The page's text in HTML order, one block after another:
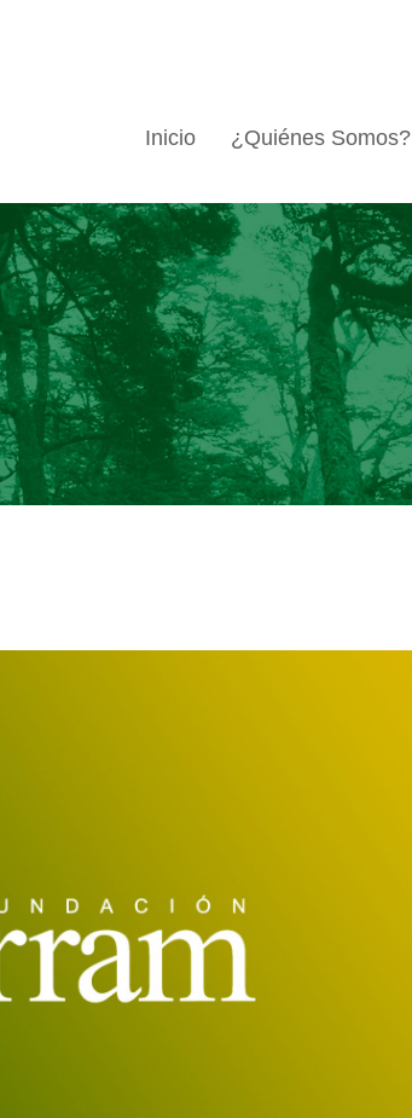
Inicio ¿Quiénes Somos?